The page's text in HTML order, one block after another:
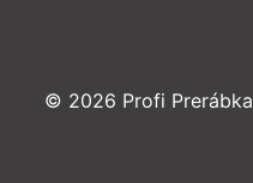
© 2026 Profi Prerábka